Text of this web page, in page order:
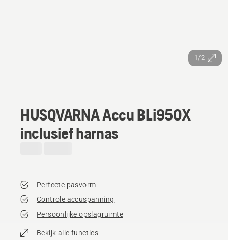
1/2
HUSQVARNA Accu BLi950X
inclusief harnas
Perfecte pasvorm
Controle accuspanning
Persoonlijke opslagruimte
Bekijk alle functies